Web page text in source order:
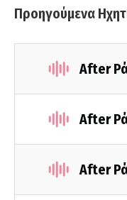
Προηγούμενα
After
After
After